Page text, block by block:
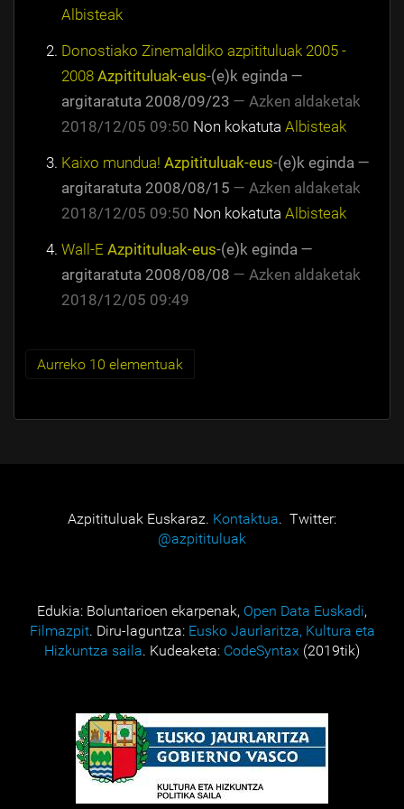
Albisteak
Donostiako Zinemaldiko azpitituluak 2005 -
2008 Azpitituluak-eus-(e)k eginda —
argitaratuta 2008/09/23 — Azken aldaketak
2018/12/05 09:50 Non kokatuta Albisteak
Kaixo mundua! Azpitituluak-eus-(e)k eginda —
argitaratuta 2008/08/15 — Azken aldaketak
2018/12/05 09:50 Non kokatuta Albisteak
Wall-E Azpitituluak-eus-(e)k eginda —
argitaratuta 2008/08/08 — Azken aldaketak
2018/12/05 09:49
Aurreko 10 elementuak
Azpitituluak Euskaraz. Kontaktua. Twitter:
@azpitituluak
Edukia: Boluntarioen ekarpenak, Open Data Euskadi,
Filmazpit. Diru-laguntza: Eusko Jaurlaritza, Kultura eta
Hizkuntza saila. Kudeaketa: CodeSyntax (2019tik)